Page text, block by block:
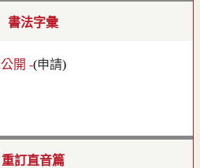
書法字彙
開 -(申請)
重訂直音篇